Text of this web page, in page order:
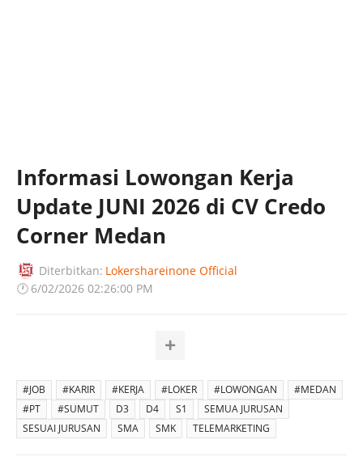
Informasi Lowongan Kerja
Update JUNI 2026 di CV Credo
Corner Medan
Diterbitkan: Lokershareinone Official
🕐 6/02/2026 02:26:00 PM
#JOB #KARIR #KERJA #LOKER #LOWONGAN
#MEDAN
#PT
#SUMUT D3 D4 S1
SEMUA JURUSAN
SESUAI JURUSAN
SMA SMK TELEMARKETING